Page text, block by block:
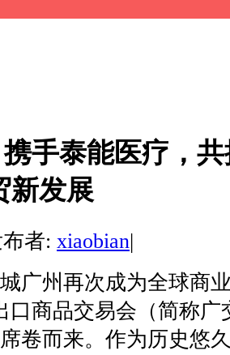
手泰能医疗，
新发展
者: xiaobian|
广州再次成为全球商
口商品交易会（简称
卷而来。作为历史悠